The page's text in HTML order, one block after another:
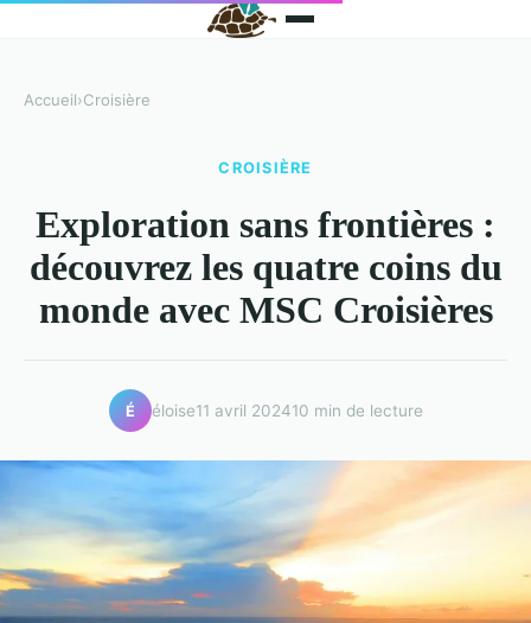
Accueil›Croisière
CROISIÈRE
Exploration sans frontières :
découvrez les quatre coins du
monde avec MSC Croisières
É éloise11 avril 202410 min de lecture